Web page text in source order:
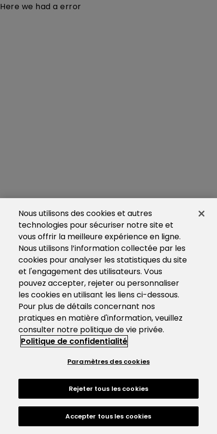
Here we had a error
Nous utilisons des cookies et autres
technologies pour sécuriser notre site et
vous offrir la meilleure expérience en ligne.
Nous utilisons l’information collectée par les
cookies pour analyser les statistiques du site
et l'engagement des utilisateurs. Vous
pouvez accepter, rejeter ou personnaliser
les cookies en utilisant les liens ci-dessous.
Pour plus de détails concernant nos
pratiques en matière d'information, veuillez
consulter notre politique de vie privée.
Politique de confidentialité
Paramètres des cookies
Rejeter tous les cookies
Accepter tous les cookies